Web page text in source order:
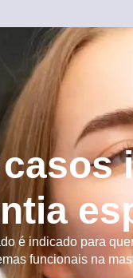
é indicado para
funcionais na